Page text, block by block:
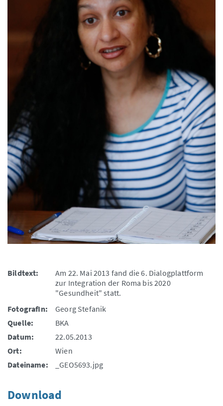
Bildtext:
Am 22. Mai 2013 fand die 6. Dialogplattform
zur Integration der Roma bis 2020
"Gesundheit" statt.
FotografIn:
Georg Stefanik
Quelle:
BKA
Datum:
22.05.2013
Ort:
Wien
Dateiname:
_GEO5693.jpg
Download